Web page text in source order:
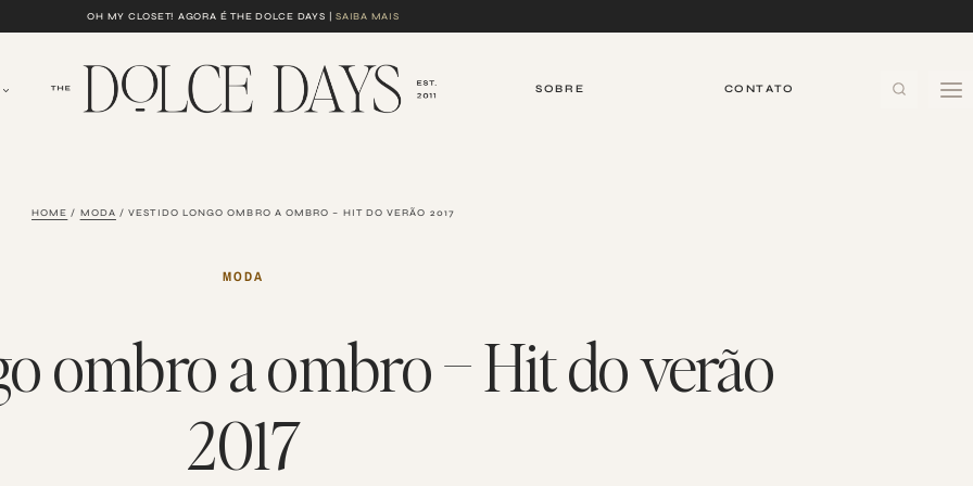
OH MY CLOSET! AGORA É THE DOLCE DAYS |SAIBA MAIS
SOBRE CONTATO
HOME / MODA / VESTIDO LONGO OMBRO A OMBRO – HIT DO VERÃO 2017
MODA
ombro a ombro – Hit do verão
2017